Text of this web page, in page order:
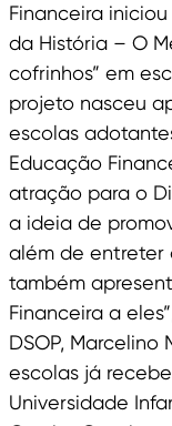
Financeira
da História – O
cofrinhos” em
projeto nasceu
escolas
Educação
atração para o
a ideia de
além de entreter
também
Financeira a
DSOP,
escolas já
Universidade